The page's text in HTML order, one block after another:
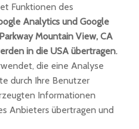
Funktionen des
Analytics und Google
Mountain View, CA
in die USA übertragen.
die eine Analyse
durch Ihre Benutzer
Informationen
Anbieters übertragen und